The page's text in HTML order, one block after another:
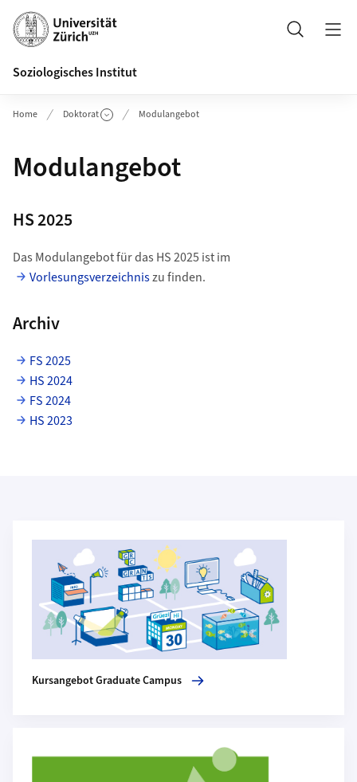
Header
Suche
Soziologisches Institut
Home Doktorat Modulangebot
Modulangebot
HS 2025
Das Modulangebot für das HS 2025 ist im
Vorlesungsverzeichniszu finden.
Archiv
FS 2025
HS 2024
FS 2024
HS 2023
Kursangebot Graduate Campus
Mehr zu Kursangebot Graduate Campus
Mehr zu Hochschuldidaktische Weiterbildung